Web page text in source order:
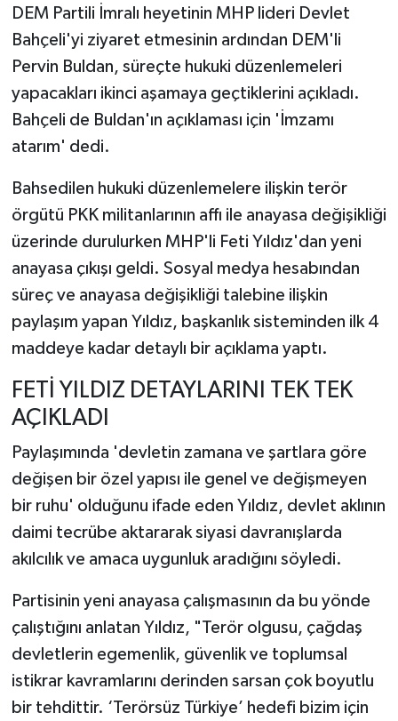
DEM Partili İmralı heyetinin MHP lideri Devlet
Bahçeli'yi ziyaret etmesinin ardından DEM'li
Pervin Buldan, süreçte hukuki düzenlemeleri
yapacakları ikinci aşamaya geçtiklerini açıkladı.
Bahçeli de Buldan'ın açıklaması için 'İmzamı
atarım' dedi.
Bahsedilen hukuki düzenlemelere ilişkin terör
örgütü PKK militanlarının affı ile anayasa değişikliği
üzerinde durulurken MHP'li Feti Yıldız'dan yeni
anayasa çıkışı geldi. Sosyal medya hesabından
süreç ve anayasa değişikliği talebine ilişkin
paylaşım yapan Yıldız, başkanlık sisteminden ilk 4
maddeye kadar detaylı bir açıklama yaptı.
FETİ YILDIZ DETAYLARINI TEK TEK
AÇIKLADI
Paylaşımında 'devletin zamana ve şartlara göre
değişen bir özel yapısı ile genel ve değişmeyen
bir ruhu' olduğunu ifade eden Yıldız, devlet aklının
daimi tecrübe aktararak siyasi davranışlarda
akılcılık ve amaca uygunluk aradığını söyledi.
Partisinin yeni anayasa çalışmasının da bu yönde
çalıştığını anlatan Yıldız, "Terör olgusu, çağdaş
devletlerin egemenlik, güvenlik ve toplumsal
istikrar kavramlarını derinden sarsan çok boyutlu
bir tehdittir. ‘Terörsüz Türkiye’ hedefi bizim için